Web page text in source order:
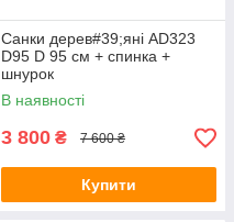
Санки дерев#39;яні AD323
D95 D 95 см + спинка +
шнурок
В наявності
3 800 ₴ 7 600 ₴
Купити